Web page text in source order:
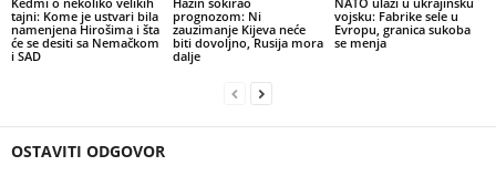
tajni: Kome je ustvari bila
namenjena Hirošima i šta
će se desiti sa Nemačkom
i SAD
prognozom: Ni
zauzimanje Kijeva neće
biti dovoljno, Rusija mora
dalje
vojsku: Fabrike sele u
Evropu, granica sukoba
se menja
OSTAVITI ODGOVOR